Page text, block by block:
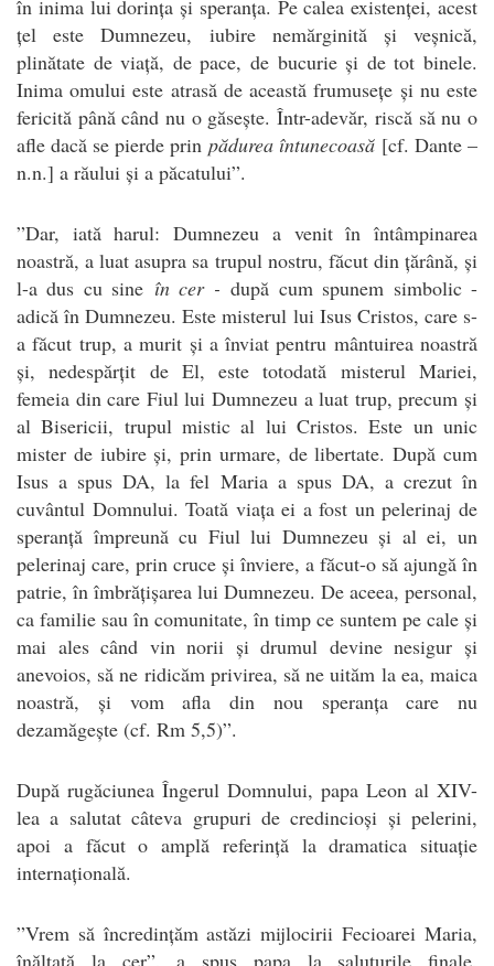
în inima lui dorința și speranța. Pe calea existenței, acest
țel este Dumnezeu, iubire nemărginită și veșnică,
plinătate de viață, de pace, de bucurie și de tot binele.
Inima omului este atrasă de această frumusețe și nu este
fericită până când nu o găsește. Într-adevăr, riscă să nu o
afle dacă se pierde prin pădurea întunecoasă [cf. Dante –
n.n.] a răului și a păcatului”.
”Dar, iată harul: Dumnezeu a venit în întâmpinarea
noastră, a luat asupra sa trupul nostru, făcut din țărână, și
l-a dus cu sine în cer - după cum spunem simbolic -
adică în Dumnezeu. Este misterul lui Isus Cristos, care s-
a făcut trup, a murit și a înviat pentru mântuirea noastră
și, nedespărțit de El, este totodată misterul Mariei,
femeia din care Fiul lui Dumnezeu a luat trup, precum și
al Bisericii, trupul mistic al lui Cristos. Este un unic
mister de iubire și, prin urmare, de libertate. După cum
Isus a spus DA, la fel Maria a spus DA, a crezut în
cuvântul Domnului. Toată viața ei a fost un pelerinaj de
speranță împreună cu Fiul lui Dumnezeu și al ei, un
pelerinaj care, prin cruce și înviere, a făcut-o să ajungă în
patrie, în îmbrățișarea lui Dumnezeu. De aceea, personal,
ca familie sau în comunitate, în timp ce suntem pe cale și
mai ales când vin norii și drumul devine nesigur și
anevoios, să ne ridicăm privirea, să ne uităm la ea, maica
noastră, și vom afla din nou speranța care nu
dezamăgește (cf. Rm 5,5)”.
După rugăciunea Îngerul Domnului, papa Leon al XIV-
lea a salutat câteva grupuri de credincioși și pelerini,
apoi a făcut o amplă referință la dramatica situație
internațională.
”Vrem să încredințăm astăzi mijlocirii Fecioarei Maria,
înălțată la cer”, a spus papa la saluturile finale,